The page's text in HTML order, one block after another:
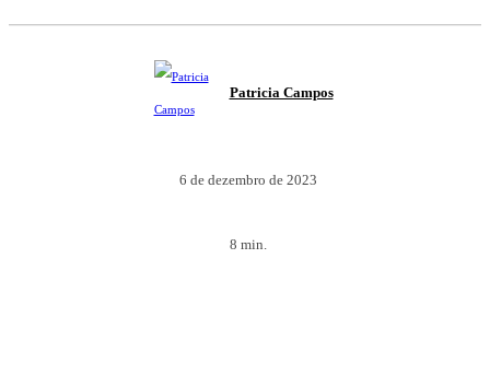
Patricia Campos
6 de dezembro de 2023
8 min.